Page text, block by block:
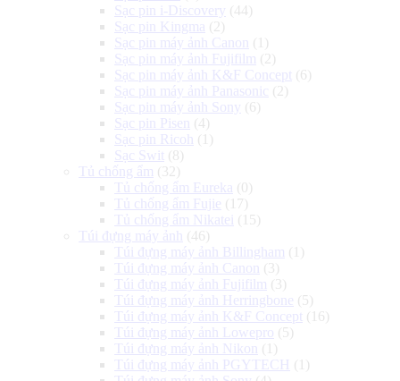
Sạc pin i-Discovery (44)
Sạc pin Kingma (2)
Sạc pin máy ảnh Canon
(1)
Sạc pin máy ảnh Fujifilm (2)
Sạc pin máy ảnh K&F Concept (6)
Sạc pin máy ảnh Panasonic (2)
Sạc pin máy ảnh Sony (6)
Sạc pin Pisen
(4)
Sạc pin Ricoh
(1)
Sạc Swit (8)
Tủ chống ẩm (32)
Tủ chống ẩm Eureka (0)
Tủ chống ẩm Fujie (17)
Tủ chống ẩm Nikatei (15)
Túi đựng máy ảnh
(46)
Túi đựng máy ảnh Billingham (1)
Túi đựng máy ảnh Canon
(3)
Túi đựng máy ảnh Fujifilm (3)
Túi đựng máy ảnh Herringbone (5)
Túi đựng máy ảnh K&F Concept (16)
Túi đựng máy ảnh Lowepro (5)
Túi đựng máy ảnh Nikon
(1)
Túi đựng máy ảnh PGYTECH
(1)